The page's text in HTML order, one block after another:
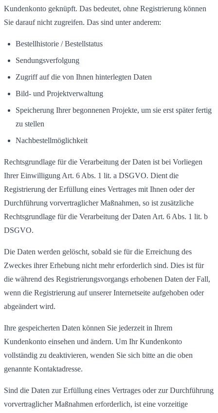
Kundenkonto geknüpft. Das bedeutet, ohne Registrierung können
Sie darauf nicht zugreifen. Das sind unter anderem:
Bestellhistorie / Bestellstatus
Sendungsverfolgung
Zugriff auf die von Ihnen hinterlegten Daten
Bild- und Projektverwaltung
Speicherung Ihrer begonnenen Projekte, um sie erst später fertig
zu stellen
Nachbestellmöglichkeit
Rechtsgrundlage für die Verarbeitung der Daten ist bei Vorliegen
Ihrer Einwilligung Art. 6 Abs. 1 lit. a DSGVO. Dient die
Registrierung der Erfüllung eines Vertrages mit Ihnen oder der
Durchführung vorvertraglicher Maßnahmen, so ist zusätzliche
Rechtsgrundlage für die Verarbeitung der Daten Art. 6 Abs. 1 lit. b
DSGVO.
Die Daten werden gelöscht, sobald sie für die Erreichung des
Zweckes ihrer Erhebung nicht mehr erforderlich sind. Dies ist für
die während des Registrierungsvorgangs erhobenen Daten der Fall,
wenn die Registrierung auf unserer Internetseite aufgehoben oder
abgeändert wird.
Ihre gespeicherten Daten können Sie jederzeit in Ihrem
Kundenkonto einsehen und ändern. Um Ihr Kundenkonto
vollständig zu deaktivieren, wenden Sie sich bitte an die oben
genannte Kontaktadresse.
Sind die Daten zur Erfüllung eines Vertrages oder zur Durchführung
vorvertraglicher Maßnahmen erforderlich, ist eine vorzeitige